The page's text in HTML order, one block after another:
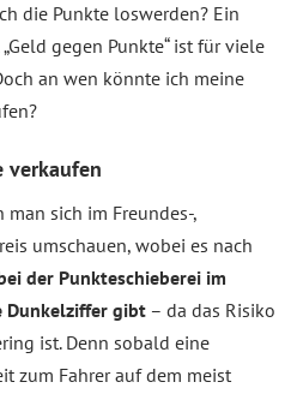
die Punkte loswerden? Ein
gegen Punkte“ ist für viele
an wen könnte ich meine
verkaufen
sich im Freundes-,
umschauen, wobei es nach
der Punkteschieberei im
Dunkelziffer gibt – da das Risiko
ist. Denn sobald eine
zum Fahrer auf dem meist